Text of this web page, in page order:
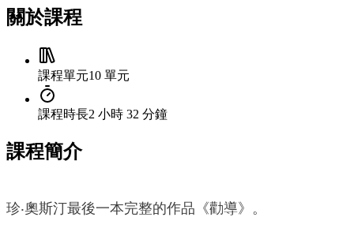
關於課程
課程單元10 單元
課程時長2 小時 32 分鐘
課程簡介
珍‧奧斯汀最後一本完整的作品《勸導》。